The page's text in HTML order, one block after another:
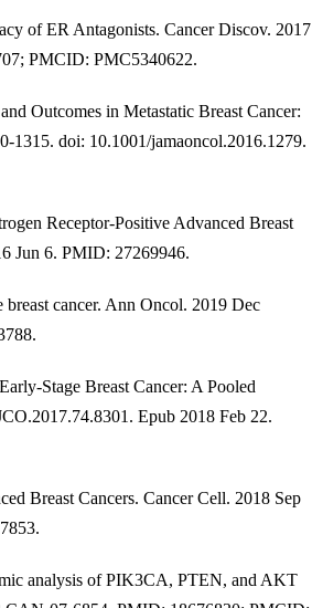
of ER Antagonists. Cancer Discov. 2017
PMCID: PMC5340622.
Outcomes in Metastatic Breast Cancer:
doi: 10.1001/jamaoncol.2016.1279.
Receptor-Positive Advanced Breast
Jun 6. PMID: 27269946.
cancer. Ann Oncol. 2019 Dec
Stage Breast Cancer: A Pooled
Epub 2018 Feb 22.
Breast Cancers. Cancer Cell. 2018 Sep
analysis of PIK3CA, PTEN, and AKT